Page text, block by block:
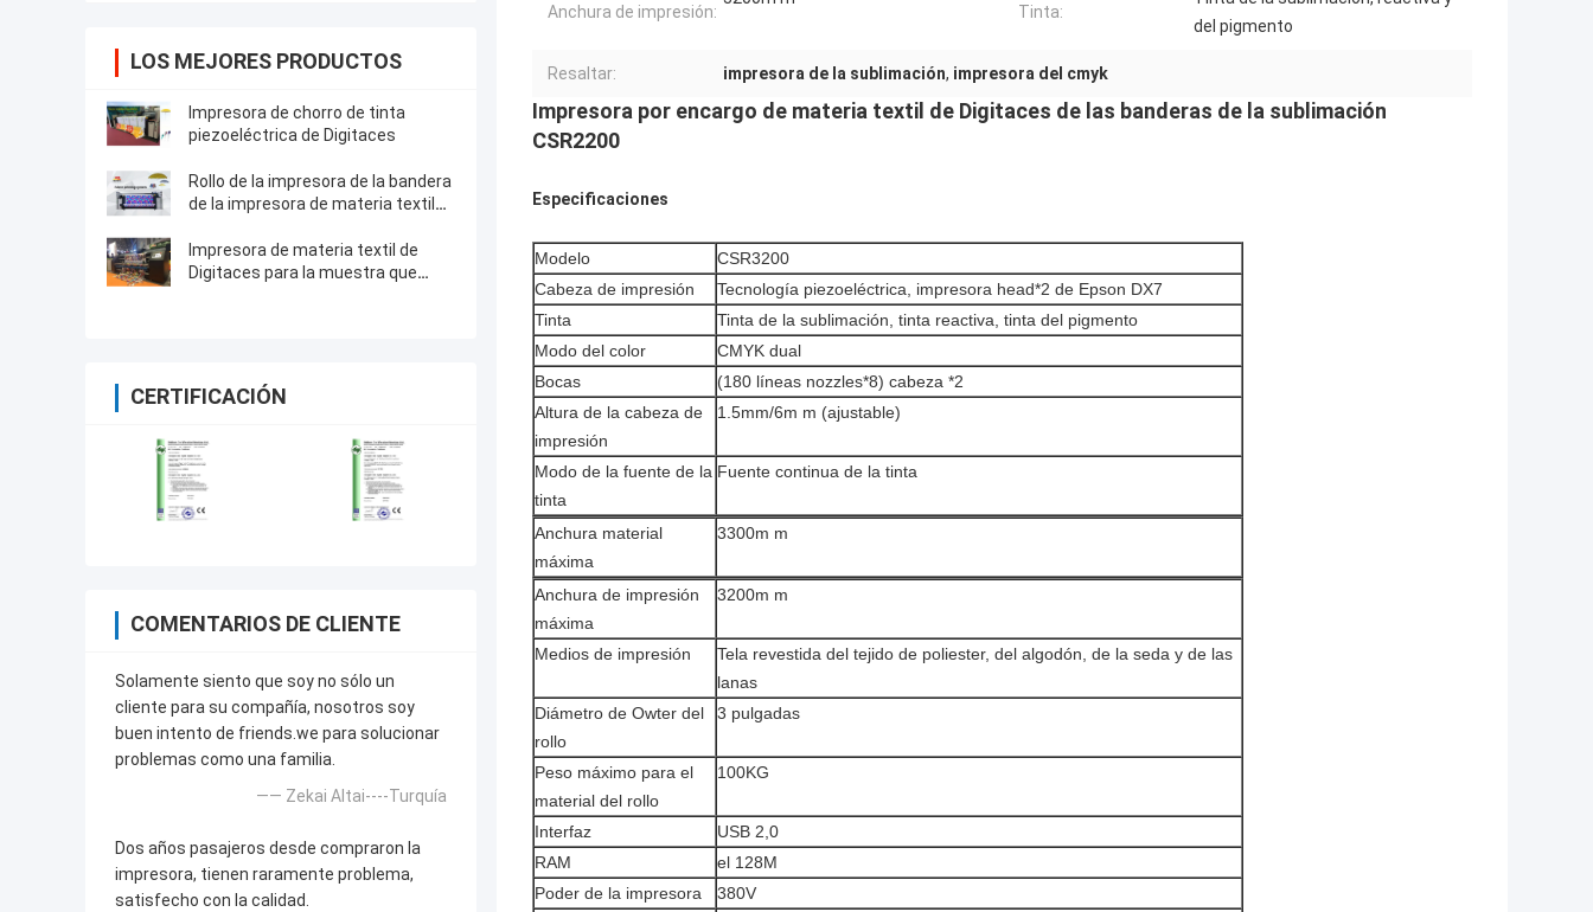
LOS MEJORES PRODUCTOS
Impresora de chorro de tinta
piezoeléctrica de Digitaces
Rollo de la impresora de la bandera
de la impresora de materia textil
para rodar el tipo
Impresora de materia textil de
Digitaces para la muestra que
CERTIFICACIÓN
COMENTARIOS DE CLIENTE
Solamente siento que soy no sólo un
cliente para su compañía, nosotros soy
buen intento de friends.we para solucionar
problemas como una familia.
—— Zekai Altai----Turquía
Dos años pasajeros desde compraron la
impresora, tienen raramente problema,
satisfecho con la calidad.
Anchura de impresión: Tinta:
del pigmento
Resaltar: impresora de la sublimación, impresora del cmyk
Impresora por encargo de materia textil de Digitaces de las banderas de la sublimación
CSR2200
Especificaciones
Modelo
CSR3200
Cabeza de impresión
Tecnología piezoeléctrica, impresora head*2 de Epson DX7
Tinta
Tinta de la sublimación, tinta reactiva, tinta del pigmento
Modo del color
CMYK dual
Bocas
(180 líneas nozzles*8) cabeza *2
Altura de la cabeza de
impresión
1.5mm/6m m (ajustable)
Modo de la fuente de la
tinta
Fuente continua de la tinta
Anchura material
máxima
3300m m
Anchura de impresión
máxima
3200m m
Medios de impresión
Tela revestida del tejido de poliester, del algodón, de la seda y de las
lanas
Diámetro de Owter del
rollo
3 pulgadas
Peso máximo para el
material del rollo
100KG
Interfaz
USB 2,0
RAM
el 128M
Poder de la impresora
380V